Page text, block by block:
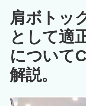
肩ボトッ
として適
について
解説。